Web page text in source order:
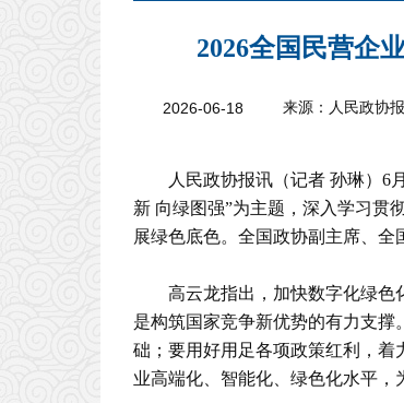
2026全国民营企
2026-06-18 来源：人民政协报
人民政协报讯（记者 孙琳）6
新 向绿图强”为主题，深入学习贯
展绿色底色。全国政协副主席、全
高云龙指出，加快数字化绿色
是构筑国家竞争新优势的有力支
础；要用好用足各项政策红利，着
业高端化、智能化、绿色化水平，